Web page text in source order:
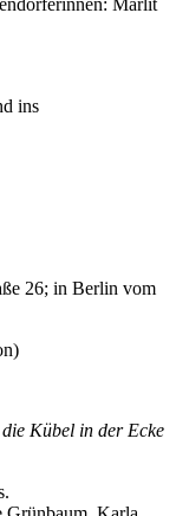
ins
26; in Berlin vom
Kübel in der Ecke